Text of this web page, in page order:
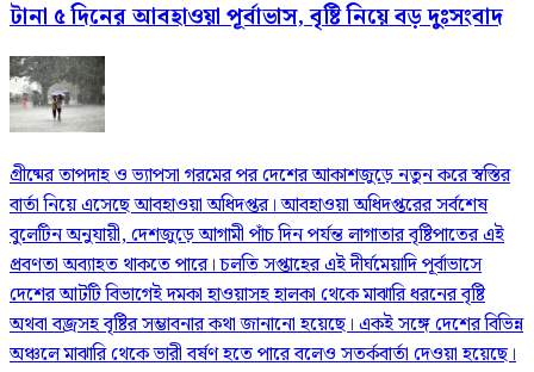
টানা ৫ দিনের আবহাওয়া পূর্বাভাস, বৃষ্টি নিয়ে বড় দুঃসংবাদ
গ্রীষ্মের তাপদাহ ও ভ্যাপসা গরমের পর দেশের আকাশজুড়ে নতুন করে স্বস্তির
বার্তা নিয়ে এসেছে আবহাওয়া অধিদপ্তর। আবহাওয়া অধিদপ্তরের সর্বশেষ
বুলেটিন অনুযায়ী, দেশজুড়ে আগামী পাঁচ দিন পর্যন্ত লাগাতার বৃষ্টিপাতের এই
প্রবণতা অব্যাহত থাকতে পারে। চলতি সপ্তাহের এই দীর্ঘমেয়াদি পূর্বাভাসে
দেশের আটটি বিভাগেই দমকা হাওয়াসহ হালকা থেকে মাঝারি ধরনের বৃষ্টি
অথবা বজ্রসহ বৃষ্টির সম্ভাবনার কথা জানানো হয়েছে। একই সঙ্গে দেশের বিভিন্ন
অঞ্চলে মাঝারি থেকে ভারী বর্ষণ হতে পারে বলেও সতর্কবার্তা দেওয়া হয়েছে।